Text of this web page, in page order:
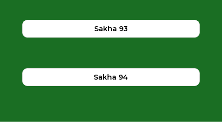
Sakha 93
Sakha 94